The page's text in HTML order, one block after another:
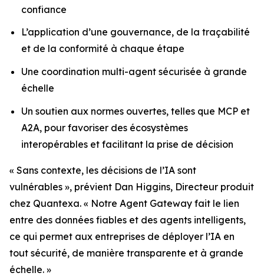
confiance
L’application d’une gouvernance, de la traçabilité
et de la conformité à chaque étape
Une coordination multi-agent sécurisée à grande
échelle
Un soutien aux normes ouvertes, telles que MCP et
A2A, pour favoriser des écosystèmes
interopérables et facilitant la prise de décision
« Sans contexte, les décisions de l’IA sont
vulnérables », prévient Dan Higgins, Directeur produit
chez Quantexa. « Notre Agent Gateway fait le lien
entre des données fiables et des agents intelligents,
ce qui permet aux entreprises de déployer l’IA en
tout sécurité, de manière transparente et à grande
échelle. »